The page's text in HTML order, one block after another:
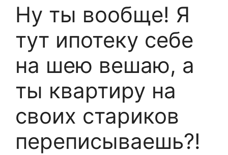
Ну ты вообще! Я
тут ипотеку себе
на шею вешаю, а
ты квартиру на
своих стариков
переписываешь?!